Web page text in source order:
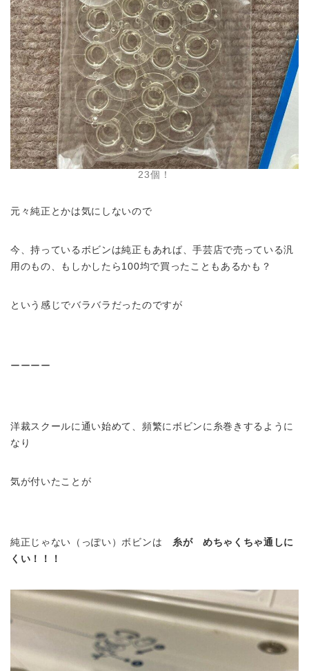
23個！
元々純正とかは気にしないので
今、持っているボビンは純正もあれば、手芸店で売っている汎
用のもの、もしかしたら100均で買ったこともあるかも？
という感じでバラバラだったのですが
ーーーー
洋裁スクールに通い始めて、頻繁にボビンに糸巻きするように
なり
気が付いたことが
純正じゃない（っぽい）ボビンは 糸が めちゃくちゃ通しに
くい！！！